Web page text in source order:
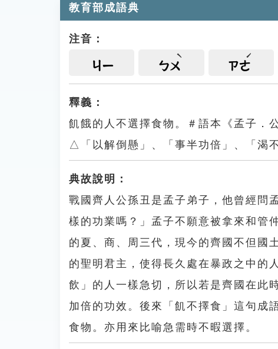
教育部成語典
注音：
ㄐㄧ ㄅㄨ ㄗㄜ
釋義：
飢餓的人不選擇食物。＃語本《孟子．
△「以解倒懸」、「事半功倍」、「渴不
典故說明：
戰國齊人公孫丑是孟子弟子，他曾經問
樣的功業嗎？」孟子不願意被拿來和管
的夏、商、周三代，現今的齊國不但國
的聖明君主，使得長久處在暴政之中的
飲」的人一樣急切，所以若是齊國在此
加倍的功效。後來「飢不擇食」這句成
食物。亦用來比喻急需時不暇選擇。